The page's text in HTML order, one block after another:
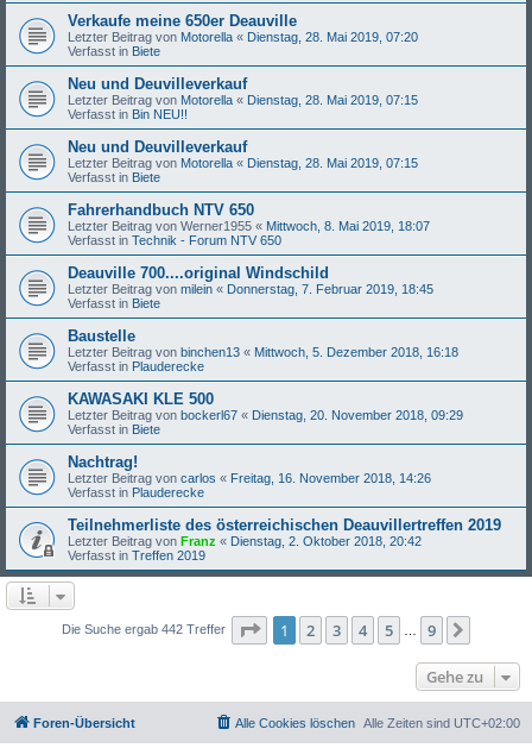
Verkaufe meine 650er Deauville
Letzter Beitrag von Motorella « Dienstag, 28. Mai 2019, 07:20
Verfasst in Biete
Neu und Deuvilleverkauf
Letzter Beitrag von Motorella « Dienstag, 28. Mai 2019, 07:15
Verfasst in Bin NEU!!
Neu und Deuvilleverkauf
Letzter Beitrag von Motorella « Dienstag, 28. Mai 2019, 07:15
Verfasst in Biete
Fahrerhandbuch NTV 650
Letzter Beitrag von Werner1955 « Mittwoch, 8. Mai 2019, 18:07
Verfasst in Technik - Forum NTV 650
Deauville 700....original Windschild
Letzter Beitrag von milein « Donnerstag, 7. Februar 2019, 18:45
Verfasst in Biete
Baustelle
Letzter Beitrag von binchen13 « Mittwoch, 5. Dezember 2018, 16:18
Verfasst in Plauderecke
KAWASAKI KLE 500
Letzter Beitrag von bockerl67 « Dienstag, 20. November 2018, 09:29
Verfasst in Biete
Nachtrag!
Letzter Beitrag von carlos « Freitag, 16. November 2018, 14:26
Verfasst in Plauderecke
Teilnehmerliste des österreichischen Deauvillertreffen 2019
Letzter Beitrag von Franz « Dienstag, 2. Oktober 2018, 20:42
Verfasst in Treffen 2019
Die Suche ergab 442 Treffer Seite 1von
1 2 3 4 5 … 9
Gehe zu
Foren-Übersicht Alle Zeiten sind UTC+02:00
Alle Cookies löschen